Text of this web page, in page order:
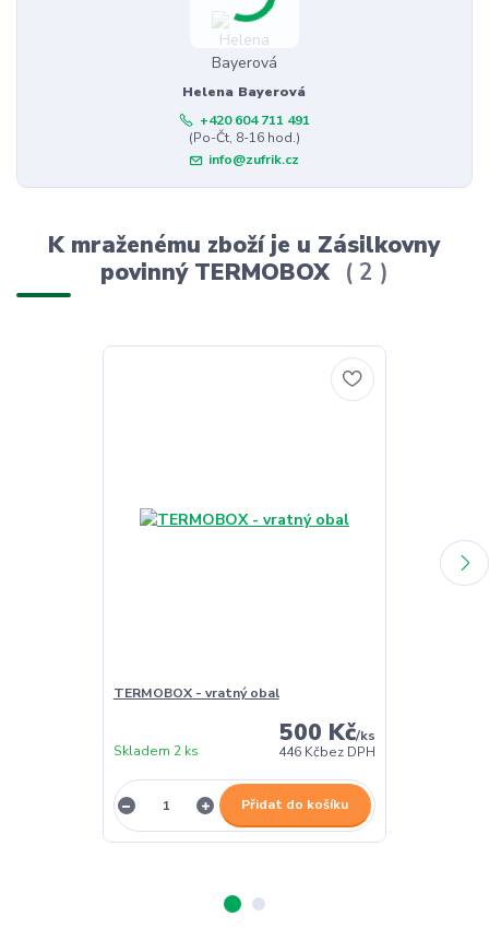
Helena Bayerová
+420 604 711 491
(Po-Čt, 8-16 hod.)
info@zufrik.cz
K mraženému zboží je u Zásilkovny
povinný TERMOBOX
2
TERMOBOX - vratný obal
500 Kč/ks
446 Kčbez DPH
Skladem 2 ks
Přidat do košíku